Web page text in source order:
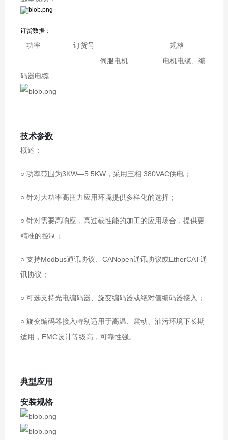
订货数据：
功率 订货号 规格
伺服电机 电机电缆、编
码器电缆
技术参数
概述：
○ 功率范围为3KW—5.5KW，采用三相 380VAC供电；
○ 针对大功率高扭力应用环境提供多样化的选择；
○ 针对需要高响应，高过载性能的加工的应用场合，提供更
精准的控制；
○ 支持Modbus通讯协议、CANopen通讯协议或EtherCAT通
讯协议；
○ 可选支持光电编码器、旋变编码器或绝对值编码器接入；
○ 旋变编码器接入特别适用于高温、震动、油污环境下长期
适用，EMC设计等级高，可靠性强。
典型应用
安装规格